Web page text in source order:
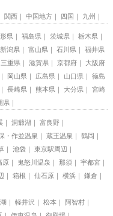
関西 中国地方 四国 九州
県 福島県 茨城県
栃木県
新潟県 富山県 石川県
福井県
三重県 滋賀県 京都府
大阪府
岡山県 広島県 山口県
徳島
長崎県 熊本県 大分県
宮崎
県
洞爺湖
富良野
・作並温泉 蔵王温泉
鶴岡
池袋
東京駅周辺
原 鬼怒川温泉 那須
宇都宮
箱根 仙石原 横浜
鎌倉
軽井沢 松本
阿智村